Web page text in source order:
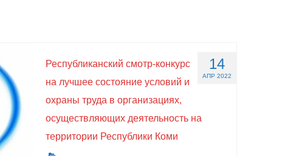
14
АПР 2022
Республиканский смотр-конкурс
на лучшее состояние условий и
охраны труда в организациях,
осуществляющих деятельность на
территории Республики Коми